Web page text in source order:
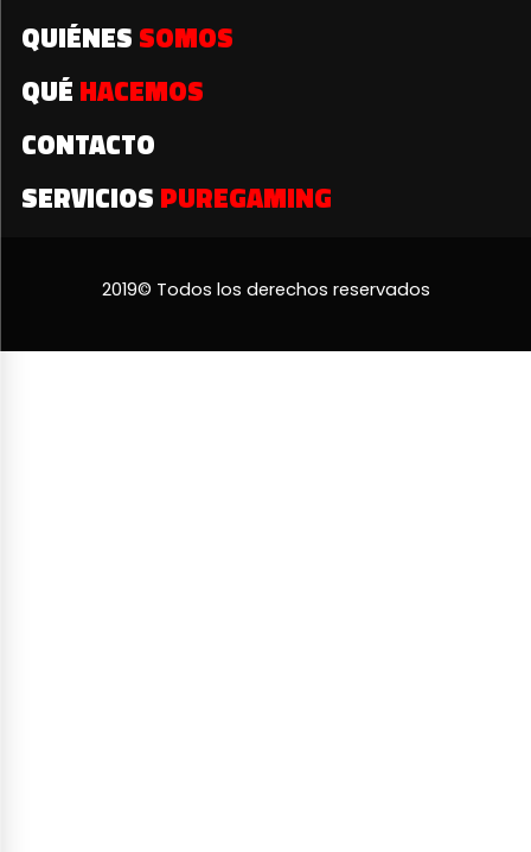
QUIÉNES SOMOS
QUÉ HACEMOS
CONTACTO
SERVICIOS PUREGAMING
2019© Todos los derechos reservados